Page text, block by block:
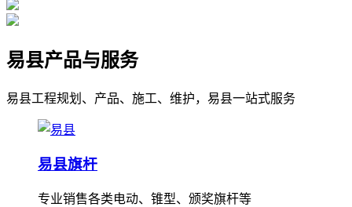
易县产品与服务
易县工程规划、产品、施工、维护，易县一站式服务
易县旗杆
专业销售各类电动、锥型、颁奖旗杆等